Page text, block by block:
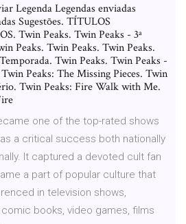
Legenda Legendas enviadas
Sugestões. TÍTULOS
Twin Peaks. Twin Peaks - 3ª
Peaks. Twin Peaks. Twin Peaks.
Twin Peaks. Twin Peaks -
Peaks: The Missing Pieces. Twin
Twin Peaks: Fire Walk with Me.
one of the top-rated shows
a critical success both nationally
It captured a devoted cult fan
a part of popular culture that
in television shows,
books, video games, films